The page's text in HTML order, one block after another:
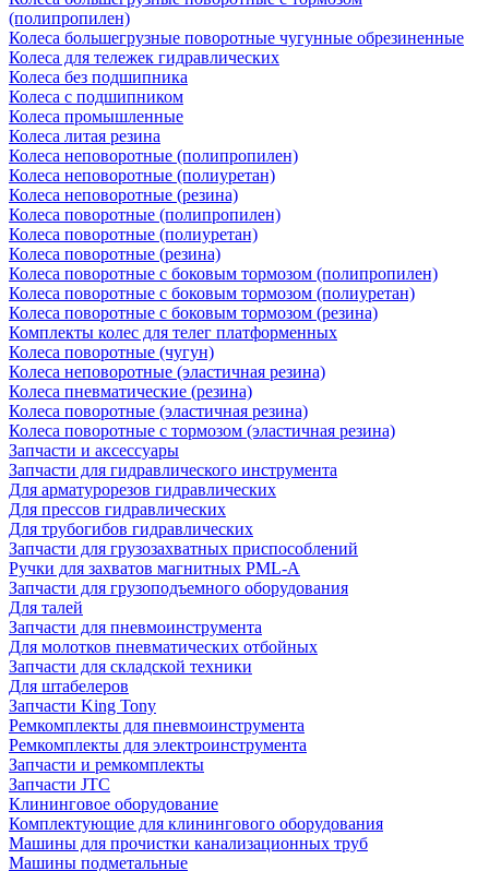
(полипропилен)
Колеса большегрузные поворотные чугунные обрезиненные
Колеса для тележек гидравлических
Колеса без подшипника
Колеса с подшипником
Колеса промышленные
Колеса литая резина
Колеса неповоротные (полипропилен)
Колеса неповоротные (полиуретан)
Колеса неповоротные (резина)
Колеса поворотные (полипропилен)
Колеса поворотные (полиуретан)
Колеса поворотные (резина)
Колеса поворотные c боковым тормозом (полипропилен)
Колеса поворотные c боковым тормозом (полиуретан)
Колеса поворотные c боковым тормозом (резина)
Комплекты колес для телег платформенных
Колеса поворотные (чугун)
Колеса неповоротные (эластичная резина)
Колеса пневматические (резина)
Колеса поворотные (эластичная резина)
Колеса поворотные c тормозом (эластичная резина)
Запчасти и аксессуары
Запчасти для гидравлического инструмента
Для арматурорезов гидравлических
Для прессов гидравлических
Для трубогибов гидравлических
Запчасти для грузозахватных приспособлений
Ручки для захватов магнитных PML-A
Запчасти для грузоподъемного оборудования
Для талей
Запчасти для пневмоинструмента
Для молотков пневматических отбойных
Запчасти для складской техники
Для штабелеров
Запчасти King Tony
Ремкомплекты для пневмоинструмента
Ремкомплекты для электроинструмента
Запчасти и ремкомплекты
Запчасти JTC
Клининговое оборудование
Комплектующие для клинингового оборудования
Машины для прочистки канализационных труб
Машины подметальные